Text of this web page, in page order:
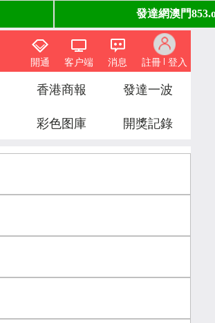
註冊 登入
消息
客户端
開通
香港商報
發達一波
彩色图庫 開獎記錄